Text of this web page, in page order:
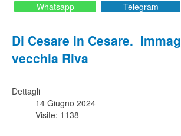
Whatsapp
Telegram
Di Cesare in Cesare.
vecchia Riva
Dettagli
14 Giugno 2024
Visite: 1138